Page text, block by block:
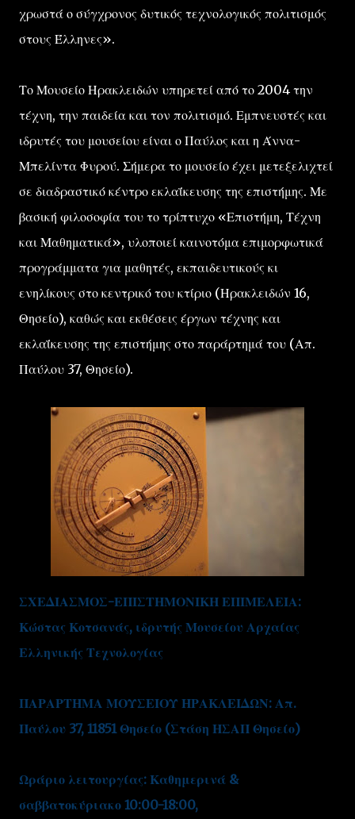
χρωστά ο σύγχρονος δυτικός τεχνολογικός πολιτισμός
στους Έλληνες».
Το Μουσείο Ηρακλειδών υπηρετεί από το 2004 την
τέχνη, την παιδεία και τον πολιτισμό. Εμπνευστές και
ιδρυτές του μουσείου είναι ο Παύλος και η Άννα-
Μπελίντα Φυρού. Σήμερα το μουσείο έχει μετεξελιχτεί
σε διαδραστικό κέντρο εκλαΐκευσης της επιστήμης. Με
βασική φιλοσοφία του το τρίπτυχο «Επιστήμη, Τέχνη
και Μαθηματικά», υλοποιεί καινοτόμα επιμορφωτικά
προγράμματα για μαθητές, εκπαιδευτικούς κι
ενηλίκους στο κεντρικό του κτίριο (Ηρακλειδών 16,
Θησείο), καθώς και εκθέσεις έργων τέχνης και
εκλαΐκευσης της επιστήμης στο παράρτημά του (Απ.
Παύλου 37, Θησείο).
ΣΧΕΔΙΑΣΜΟΣ-ΕΠΙΣΤΗΜΟΝΙΚΗ ΕΠΙΜΕΛΕΙΑ:
Κώστας Κοτσανάς, ιδρυτής Μουσείου Αρχαίας
Ελληνικής Τεχνολογίας
ΠΑΡΑΡΤΗΜΑ ΜΟΥΣΕΙΟΥ ΗΡΑΚΛΕΙΔΩΝ: Απ.
Παύλου 37, 11851 Θησείο (Στάση ΗΣΑΠ Θησείο)
Ωράριο λειτουργίας: Καθημερινά &
σαββατοκύριακο 10:00-18:00,